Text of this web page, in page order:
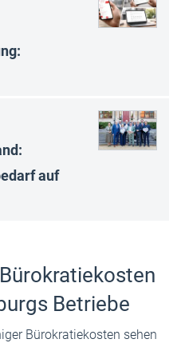
auf
Betriebe
Bürokratiekosten sehen